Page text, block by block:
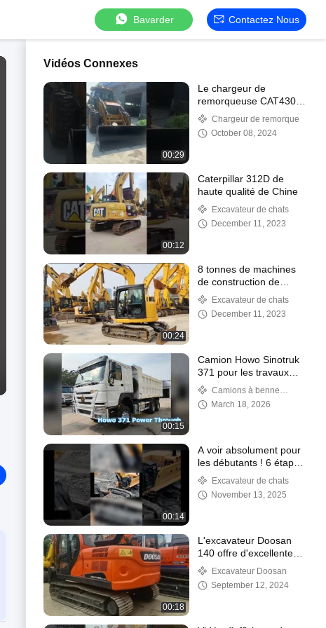
Bavarder Contactez Nous
Vidéos Connexes
00:29
Le chargeur de
remorqueuse CAT430F
possède d'excellentes
capacités de
creusement et de
Chargeur de remorque
October 08, 2024
00:12
Caterpillar 312D de
haute qualité de Chine
Excavateur de chats
December 11, 2023
00:24
8 tonnes de machines
de construction de
carrières Carter
d'occasion en
provenance de Chine
Excavateur de chats
December 11, 2023
00:15
Camion Howo Sinotruk
371 pour les travaux
difficiles
Camions à benne
d'occasion
March 18, 2026
00:14
A voir absolument pour
les débutants ! 6 étapes
pour choisir la bonne
pelle et économiser 100
000 euros !
Excavateur de chats
November 13, 2025
00:18
L'excavateur Doosan
140 offre d'excellentes
performances, une
configuration flexible et
un service de haute
Excavateur Doosan
September 12, 2024